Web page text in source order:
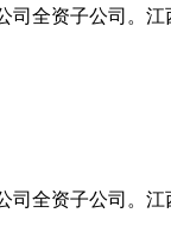
全资子公司。
全资子公司。